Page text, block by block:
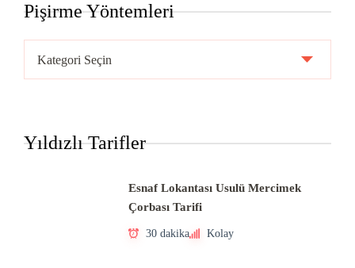
Pişirme Yöntemleri
Yöntemleri
Yıldızlı Tarifler
Esnaf Lokantası Usulü Mercimek
Çorbası Tarifi
30 dakika Kolay